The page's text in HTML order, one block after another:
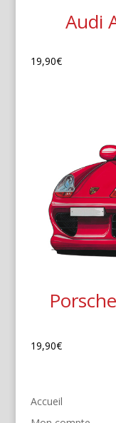
Audi
19,90€
19,90€
Accueil